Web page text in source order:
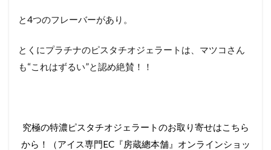
と4つのフレーバーがあり。
とくにプラチナのピスタチオジェラートは、マツコさん
も“これはずるい”と認め絶賛！！
究極の特濃ピスタチオジェラートのお取り寄せはこちら
から！（アイス専門EC『房蔵總本舗』オンラインショッ